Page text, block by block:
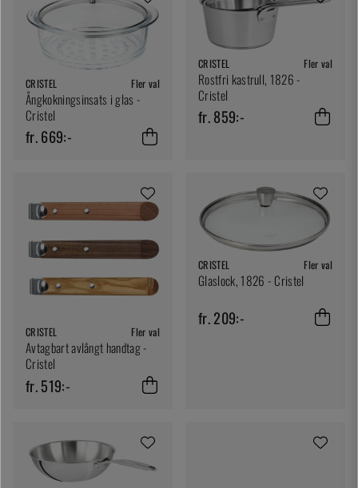
CRISTEL Fler val
Ångkokningsinsats i glas -
Cristel
fr. 669:-
CRISTEL Fler val
Rostfri kastrull, 1826 -
Cristel
fr. 859:-
CRISTEL Fler val
Avtagbart avlångt handtag -
Cristel
fr. 519:-
CRISTEL Fler val
Glaslock, 1826 - Cristel
fr. 209:-